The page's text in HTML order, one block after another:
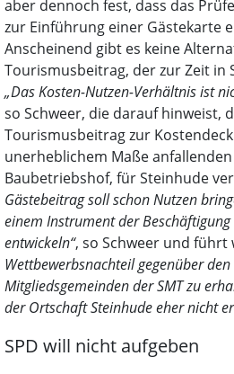
aber dennoch fest, dass das
zur Einführung einer Gästekarte
Anscheinend gibt es keine
Tourismusbeitrag, der zur Zeit in
„Das Kosten-Nutzen-Verhältnis ist
so Schweer, die darauf hinweist,
Tourismusbeitrag zur
unerheblichem Maße anfallenden
Baubetriebshof, für Steinhude
Gästebeitrag soll schon Nutzen
einem Instrument der
entwickeln“, so Schweer und führt
Wettbewerbsnachteil gegenüber
Mitgliedsgemeinden der SMT zu
der Ortschaft Steinhude eher nicht
SPD will nicht aufgeben